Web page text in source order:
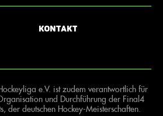
Kontakt
e.V. ist zudem verantwortlich für
und Durchführung der Final4
der deutschen Hockey-Meisterschaften.